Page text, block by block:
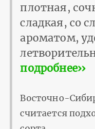
плотная,
сладкая, со
ароматом,
подробнее››
Восточно-
считается